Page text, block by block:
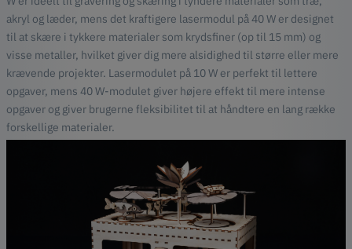
akryl og læder, mens det kraftigere lasermodul på 40 W er designet
til at skære i tykkere materialer som krydsfiner (op til 15 mm) og
visse metaller, hvilket giver dig mere alsidighed til større eller mere
krævende projekter. Lasermodulet på 10 W er perfekt til lettere
opgaver, mens 40 W-modulet giver højere effekt til mere intense
opgaver og giver brugerne fleksibilitet til at håndtere en lang række
forskellige materialer.